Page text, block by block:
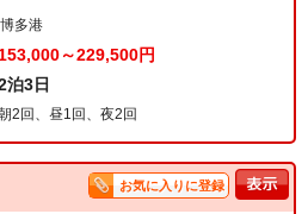
博多港
153,000～229,500円
泊3日
2回、昼1回、夜2回
お気に入りに登録